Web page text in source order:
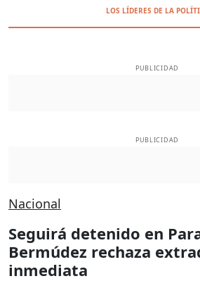
LOS LÍDERES DE LA
PUBLICIDAD
PUBLICIDAD
Nacional
Seguirá detenido en
Bermúdez rechaza
inmediata